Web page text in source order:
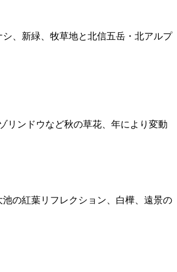
シ、新緑、牧草地と北信五岳・北アルプ
リンドウなど秋の草花、年により変動
池の紅葉リフレクション、白樺、遠景の